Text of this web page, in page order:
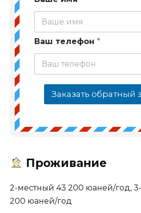
Ваш телефон *
Заказать обратный
Проживание
2-местный 43 200 юаней/год,
200 юаней/год